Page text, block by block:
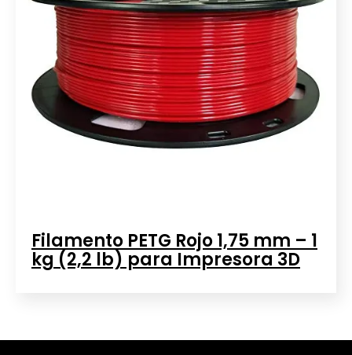
Filamento PETG Rojo 1,75 mm – 1
kg (2,2 lb) para Impresora 3D